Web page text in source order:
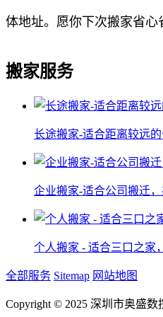
体地址。愿你下次搬家省心
搬家服务
长途搬家-适合距离较远
企业搬家-适合公司搬迁
个人搬家 - 适合三口之家
全部服务 Sitemap 网站地图
Copyright © 2025 深圳市奥盛